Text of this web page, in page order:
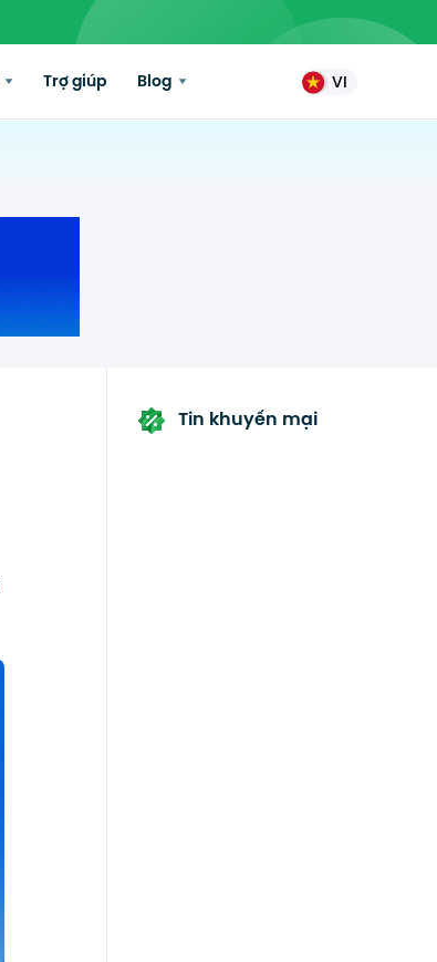
Trợ giúp Blog VI
Tin khuyến mại